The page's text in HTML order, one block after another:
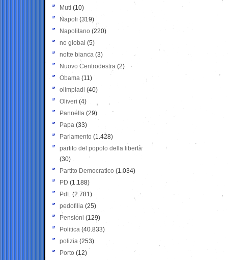
Muti (10)
Napoli (319)
Napolitano (220)
no global (5)
notte bianca (3)
Nuovo Centrodestra (2)
Obama (11)
olimpiadi (40)
Oliveri (4)
Pannella (29)
Papa (33)
Parlamento (1.428)
partito del popolo della libertà
(30)
Partito Democratico (1.034)
PD (1.188)
PdL (2.781)
pedofilia (25)
Pensioni (129)
Politica (40.833)
polizia (253)
Porto (12)